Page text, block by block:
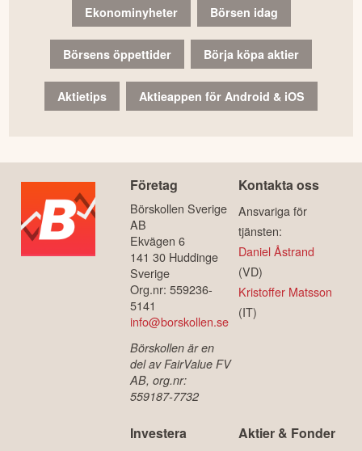
Ekonominyheter Börsen idag
Börsens öppettider Börja köpa aktier
Aktietips Aktieappen för Android & iOS
Företag
Börskollen Sverige
AB
Ekvägen 6
141 30 Huddinge
Sverige
Org.nr: 559236-
5141
info@borskollen.se
Börskollen är en
del av FairValue FV
AB, org.nr:
559187-7732
Kontakta oss
Ansvariga för
tjänsten:
Daniel Åstrand
(VD)
Kristoffer Matsson
(IT)
Investera Aktier & Fonder